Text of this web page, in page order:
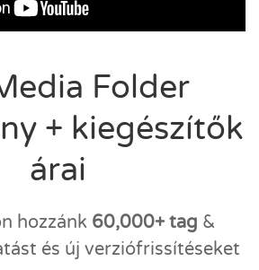
Folder
+ kiegészítők
árai
hozzánk 60,000+ tag &
és új verziófrissítéseket